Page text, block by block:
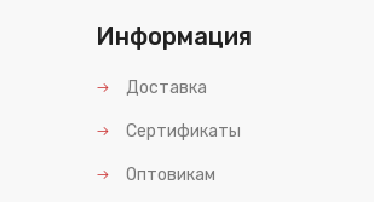
Информация
Доставка
Сертификаты
Оптовикам